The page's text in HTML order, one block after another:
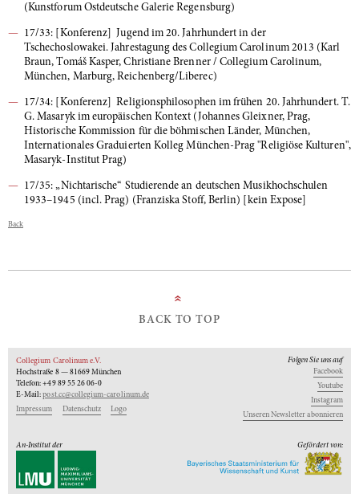
(Kunstforum Ostdeutsche Galerie Regensburg)
17/33: [Konferenz] Jugend im 20. Jahrhundert in der
Tschechoslowakei. Jahrestagung des Collegium Carolinum 2013 (Karl
Braun, Tomáš Kasper, Christiane Brenner / Collegium Carolinum,
München, Marburg, Reichenberg/Liberec)
17/34: [Konferenz] Religionsphilosophen im frühen 20. Jahrhundert. T.
G. Masaryk im europäischen Kontext (Johannes Gleixner, Prag,
Historische Kommission für die böhmischen Länder, München,
Internationales Graduierten Kolleg München-Prag "Religiöse Kulturen",
Masaryk-Institut Prag)
17/35: „Nichtarische“ Studierende an deutschen Musikhochschulen
1933–1945 (incl. Prag) (Franziska Stoff, Berlin) [kein Expose]
Back
»
BACK TO TOP
Collegium Carolinum e.V.
Hochstraße 8 — 81669 München
Telefon: +49 89 55 26 06-0
E-Mail:post.cc@collegium-carolinum.de
Impressum
Datenschutz Logo
Folgen Sie uns auf
Facebook
Youtube
Instagram
Unseren Newsletter abonnieren
An-Institut der Gefördert von: